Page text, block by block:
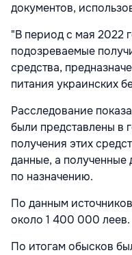
документов,
"В период с мая 2022
подозреваемые
средства,
питания украинских
Расследование
были представлены в
получения этих
данные, а полученные
по назначению.
По данным
около 1 400 000 леев.
По итогам обысков